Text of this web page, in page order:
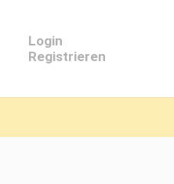
Login
Registrieren